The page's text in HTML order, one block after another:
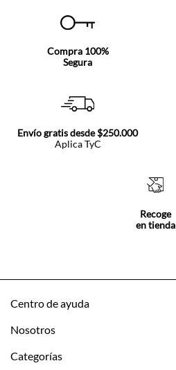
Compra 100%
Segura
Envío gratis desde $250.000
Aplica TyC
Recoge
en tienda
Centro de ayuda
Mis pedidos
Nosotros
Acerca de Tennis
Categorías